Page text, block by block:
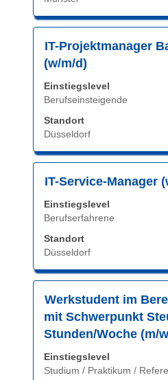
vollständig
anzuzeigen.
Stellenbezeichnung
IT-Projektmanager
(w/m/d)
Einstiegslevel
Berufseinsteigende
Standort
Düsseldorf
Drücken
Sie
Leertaste,
um
die
Stelleninformationen
vollständig
anzuzeigen.
Stellenbezeichnung
IT-Service-Manager
Einstiegslevel
Berufserfahrene
Standort
Düsseldorf
Drücken
die
Leertaste,
um
die
Stelleninformationen
anzuzeigen.
Stellenbezeichnung
Werkstudent im
mit Schwerpunkt
Stunden/Woche (m/
Einstiegslevel
Studium / Praktikum /
Drücken
Sie
die
um
die